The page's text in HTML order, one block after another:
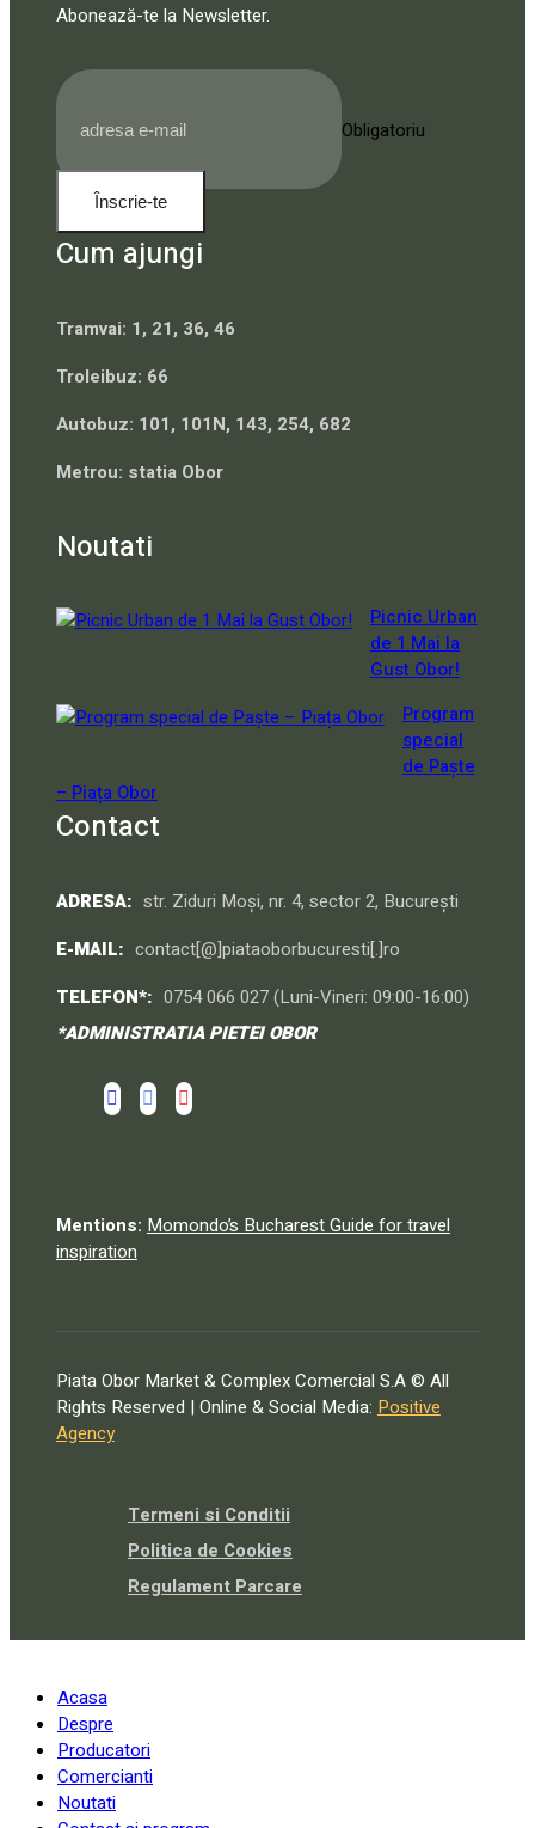
Abonează-te la Newsletter.
Obligatoriu
Înscrie-te
Cum ajungi
Tramvai: 1, 21, 36, 46
Troleibuz: 66
Autobuz: 101, 101N, 143, 254, 682
Metrou: statia Obor
Noutati
Picnic Urban
de 1 Mai la
Gust Obor!
Program
special
de Paște
– Piața Obor
Contact
ADRESA: str. Ziduri Moși, nr. 4, sector 2, București
E-MAIL: contact[@]piataoborbucuresti[.]ro
TELEFON*: 0754 066 027 (Luni-Vineri: 09:00-16:00)
*ADMINISTRATIA PIETEI OBOR
Mentions: Momondo’s Bucharest Guide for travel
inspiration
Piata Obor Market & Complex Comercial S.A © All
Rights Reserved | Online & Social Media: Positive
Agency
Termeni si Conditii
Politica de Cookies
Regulament Parcare
Acasa
Despre
Producatori
Comercianti
Noutati